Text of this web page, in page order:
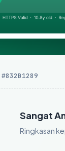
Sangat
Ringkasan